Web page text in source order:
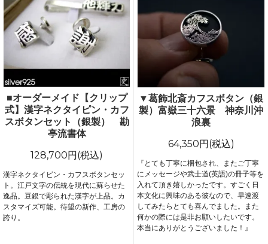
■オーダーメイド【クリップ
式】漢字ネクタイピン・カフ
スボタンセット（銀製） 勘
亭流書体
128,700円(税込)
漢字ネクタイピン・カフスボタンセッ
ト。江戸文字の伝統を現代に蘇らせた
逸品。豆銀で彫られた漢字が上品。カ
スタマイズ可能。待望の新作、工房の
誇り。
▼葛飾北斎カフスボタン（銀
製）富嶽三十六景 神奈川沖
浪裏
64,350円(税込)
『とても丁寧に梱包され、またご丁寧
にメッセージや武士道(英語)の冊子等を
入れて頂き嬉しかったです。すごく日
本文化に興味のある彼なので、早速渡
してみたらとても喜んでました。また
何かの際には是非お願いしたいです。
本当にありがとうございました！』